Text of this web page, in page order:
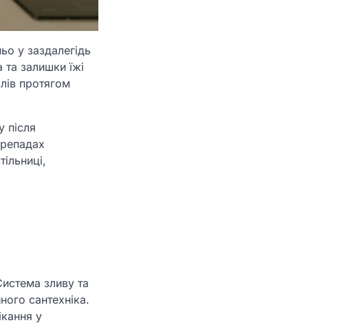
у заздалегідь
та залишки їжі
протягом
після
зливу та
сантехніка.
у